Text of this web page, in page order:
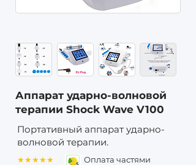
Аппарат ударно-волновой
терапии Shock Wave V100
Портативный аппарат ударно-
волновой терапии.
★★★★★
Оплата частями